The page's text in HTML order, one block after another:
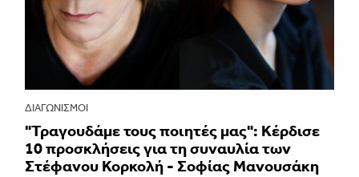
ΔΙΑΓΩΝΙΣΜΟΊ
"Τραγουδάμε τους ποιητές μας": Κέρδισε
10 προσκλήσεις για τη συναυλία των
Στέφανου Κορκολή - Σοφίας Μανουσάκη